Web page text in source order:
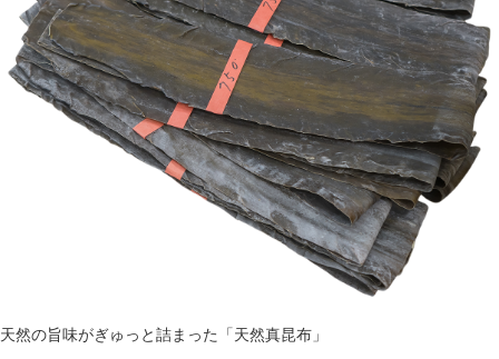
天然の旨味がぎゅっと詰まった「天然真昆布」